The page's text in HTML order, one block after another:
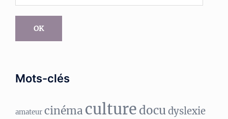
OK
Mots-clés
amateur cinémaculture docudyslexie